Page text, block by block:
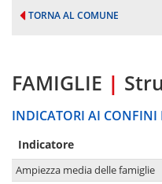
TORNA AL COMUNE
FAMIGLIE |
INDICATORI AI CONFINI
Indicatore
Ampiezza media delle famiglie